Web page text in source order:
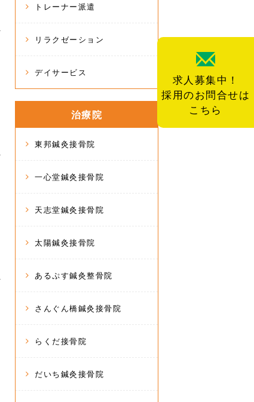
求人募集中！
採用のお問合せは
こちら
トレーナー派遣
リラクゼーション
デイサービス
治療院
東邦鍼灸接骨院
一心堂鍼灸接骨院
天志堂鍼灸接骨院
太陽鍼灸接骨院
あるぷす鍼灸整骨院
さんぐん橋鍼灸接骨院
らくだ接骨院
だいち鍼灸接骨院